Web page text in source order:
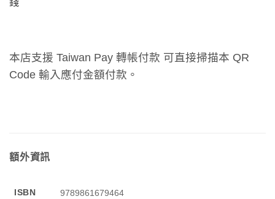
錢
本店支援 Taiwan Pay 轉帳付款 可直接掃描本 QR
Code 輸入應付金額付款。
額外資訊
ISBN
9789861679464